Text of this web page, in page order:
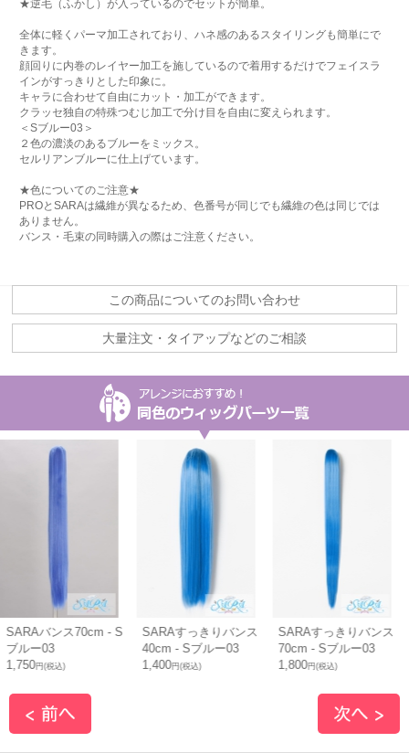
★逆毛（ふかし）が入っているのでセットが簡単。
全体に軽くパーマ加工されており、ハネ感のあるスタイリングも簡単にで
きます。
顔回りに内巻のレイヤー加工を施しているので着用するだけでフェイスラ
インがすっきりとした印象に。
キャラに合わせて自由にカット・加工ができます。
クラッセ独自の特殊つむじ加工で分け目を自由に変えられます。
＜Sブルー03＞
２色の濃淡のあるブルーをミックス。
セルリアンブルーに仕上げています。
★色についてのご注意★
PROとSARAは繊維が異なるため、色番号が同じでも繊維の色は同じでは
ありません。
バンス・毛束の同時購入の際はご注意ください。
この商品についてのお問い合わせ
大量注文・タイアップなどのご相談
SARAバンス70cm - S
ブルー03
1,750円(税込)
SARAすっきりバンス
40cm - Sブルー03
1,400円(税込)
SARAすっきりバンス
70cm - Sブルー03
1,800円(税込)